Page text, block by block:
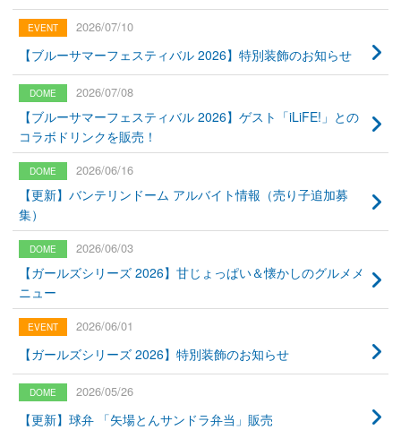
2026/07/10
【ブルーサマーフェスティバル 2026】特別装飾のお知らせ
2026/07/08
【ブルーサマーフェスティバル 2026】ゲスト「iLiFE!」との
コラボドリンクを販売！
2026/06/16
【更新】バンテリンドーム アルバイト情報（売り子追加募
集）
2026/06/03
【ガールズシリーズ 2026】甘じょっぱい＆懐かしのグルメメ
ニュー
2026/06/01
【ガールズシリーズ 2026】特別装飾のお知らせ
2026/05/26
【更新】球弁 「矢場とんサンドラ弁当」販売